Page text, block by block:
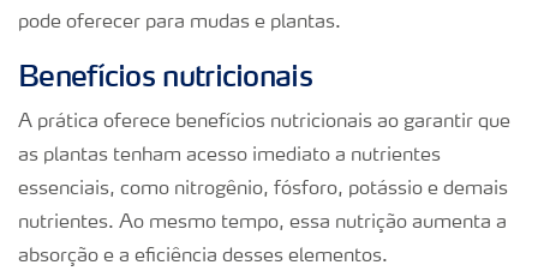
pode oferecer para mudas e plantas.
Benefícios nutricionais
A prática oferece benefícios nutricionais ao garantir que
as plantas tenham acesso imediato a nutrientes
essenciais, como nitrogênio, fósforo, potássio e demais
nutrientes. Ao mesmo tempo, essa nutrição aumenta a
absorção e a eficiência desses elementos.